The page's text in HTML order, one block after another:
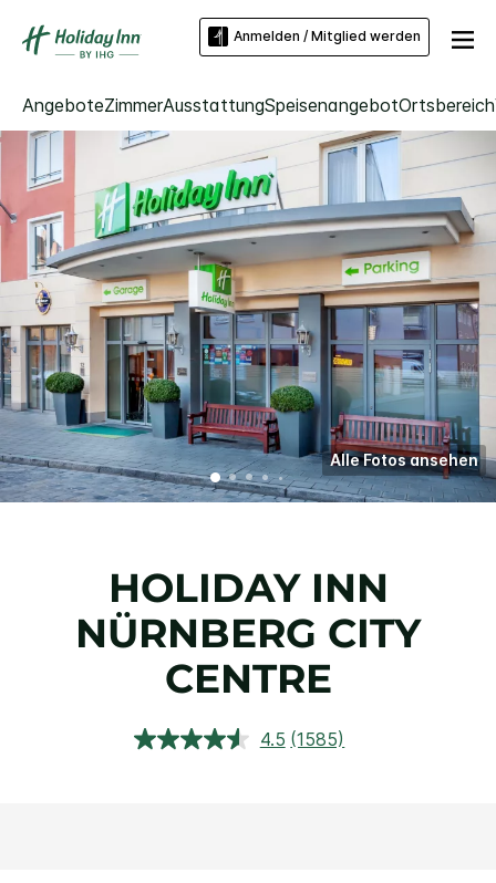
Anmelden / Mitglied werden
AngeboteZimmerAusstattungSpeisenangebotOrtsbereich
Alle Fotos ansehen
HOLIDAY INN
NÜRNBERG CITY
CENTRE
4.5 1585
(1585)